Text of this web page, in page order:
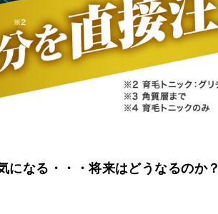
になる・・・将来はどうなるのか？